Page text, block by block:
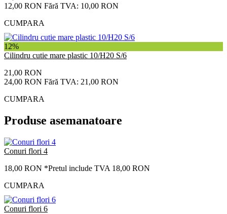
12,00 RON Fără TVA: 10,00 RON
CUMPARA
12%
Cilindru cutie mare plastic 10/H20 S/6
21,00 RON
24,00 RON Fără TVA: 21,00 RON
CUMPARA
Produse asemanatoare
Conuri flori 4
18,00 RON *Pretul include TVA 18,00 RON
CUMPARA
Conuri flori 6